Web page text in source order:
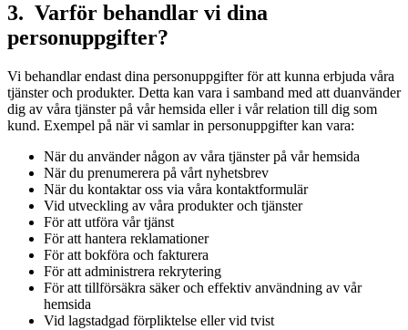
3. Varför behandlar vi dina
personuppgifter?
Vi behandlar endast dina personuppgifter för att kunna erbjuda våra
tjänster och produkter. Detta kan vara i samband med att duanvänder
dig av våra tjänster på vår hemsida eller i vår relation till dig som
kund. Exempel på när vi samlar in personuppgifter kan vara:
När du använder någon av våra tjänster på vår hemsida
När du prenumerera på vårt nyhetsbrev
När du kontaktar oss via våra kontaktformulär
Vid utveckling av våra produkter och tjänster
För att utföra vår tjänst
För att hantera reklamationer
För att bokföra och fakturera
För att administrera rekrytering
För att tillförsäkra säker och effektiv användning av vår
hemsida
Vid lagstadgad förpliktelse eller vid tvist